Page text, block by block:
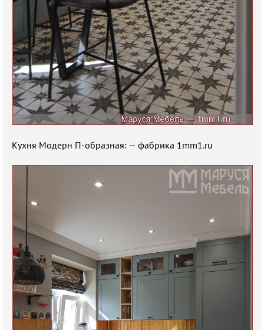
Кухня Модерн П-образная: — фабрика 1mm1.ru